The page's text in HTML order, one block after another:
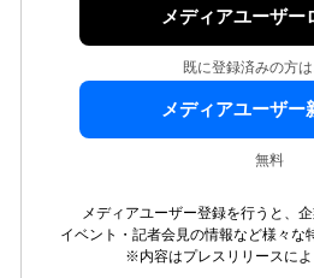
メディアユーザー
既に登録済みの方
メディアユーザー
無料
メディアユーザー登録を行うと、
イベント・記者会見の情報など様々な
※内容はプレスリリースによ